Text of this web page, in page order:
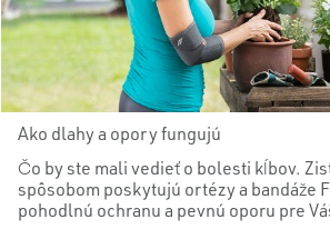
Ako dlahy a opory fungujú
Čo by ste mali vedieť o bolesti kĺbov.
spôsobom poskytujú ortézy a bandáže
pohodlnú ochranu a pevnú oporu pre